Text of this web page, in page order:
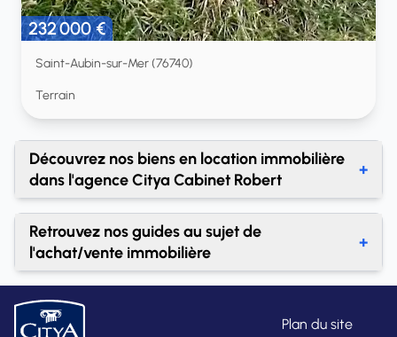
232 000 €
Saint-Aubin-sur-Mer (76740)
Terrain
Découvrez nos biens en location immobilière
dans l'agence Citya Cabinet Robert
+
Location immobilière Citya Cabinet Robert
Retrouvez nos guides au sujet de
l'achat/vente immobilière
+
À quel prix dois-je vendre mon bien ?
A quel prix vendre un terrain à un promoteur ?
Plan du site